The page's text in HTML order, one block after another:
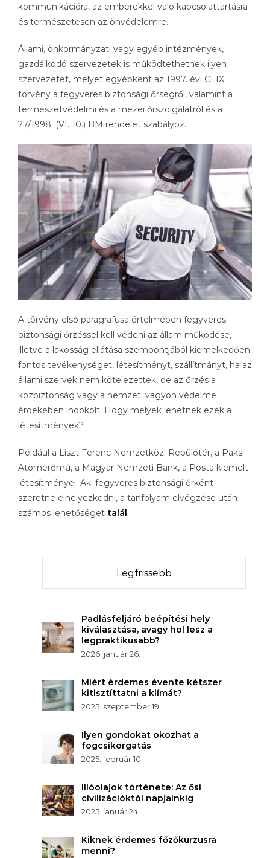
kommunikációra, az emberekkel való kapcsolattartásra
és természetesen az önvédelemre.
Állami, önkormányzati vagy egyéb intézmények,
gazdálkodó szervezetek is működtethetnek ilyen
szervezetet, melyet egyébként az 1997. évi CLIX.
törvény a fegyveres biztonsági őrségről, valamint a
természetvédelmi és a mezei őrszolgálatról és a
27/1998. (VI. 10.) BM rendelet szabályoz.
A törvény első paragrafusa értelmében fegyveres
biztonsági őrzéssel kell védeni az állam működése,
illetve a lakosság ellátása szempontjából kiemelkedően
fontos tevékenységet, létesítményt, szállítmányt, ha az
állami szervek nem kötelezettek, de az őrzés a
közbiztonság vagy a nemzeti vagyon védelme
érdekében indokolt. Hogy melyek lehetnek ezek a
létesítmények?
Például a Liszt Ferenc Nemzetközi Repülőtér, a Paksi
Atomerőmű, a Magyar Nemzeti Bank, a Posta kiemelt
létesítményei. Aki fegyveres biztonsági őrként
szeretne elhelyezkedni, a tanfolyam elvégzése után
számos lehetőséget talál .
Legfrissebb
Padlásfeljáró beépítési hely
kiválasztása, avagy hol lesz a
legpraktikusabb?
2026. január 26.
Miért érdemes évente kétszer
kitisztíttatni a klímát?
2025. szeptember 19.
Ilyen gondokat okozhat a
fogcsikorgatás
2025. február 10.
Illóolajok története: Az ősi
civilizációktól napjainkig
2025. január 24.
Kiknek érdemes főzőkurzusra
menni?